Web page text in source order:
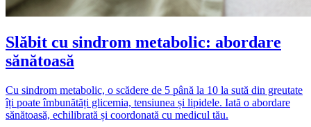
Slăbit cu sindrom metabolic: abordare
sănătoasă
Cu sindrom metabolic, o scădere de 5 până la 10 la sută din greutate
îți poate îmbunătăți glicemia, tensiunea și lipidele. Iată o abordare
sănătoasă, echilibrată și coordonată cu medicul tău.